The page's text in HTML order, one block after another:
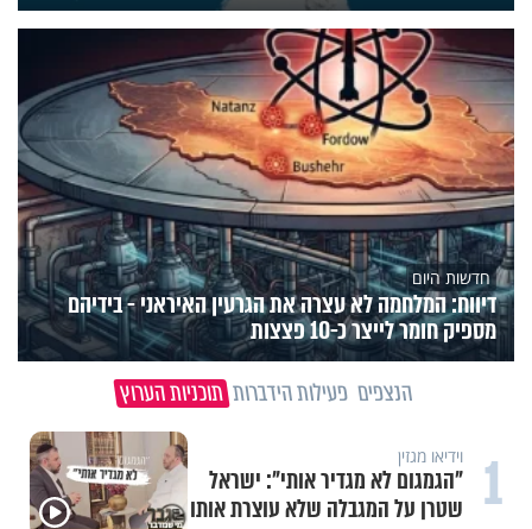
חדשות היום
דיווח: המלחמה לא עצרה את הגרעין האיראני - בידיהם
מספיק חומר לייצר כ-10 פצצות
הנצפים פעילות הידברות תוכניות הערוץ
1 וידיאו מגזין
"הגמגום לא מגדיר אותי": ישראל
שטרן על המגבלה שלא עוצרת אותו